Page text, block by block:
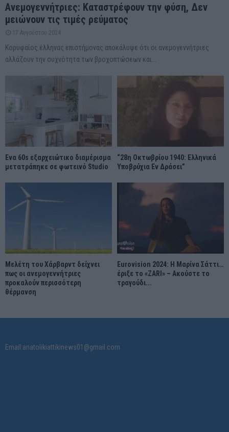
Ανεμογεννήτριες: Καταστρέφουν την φύση, Δεν
μειώνουν τις τιμές ρεύματος
17 Αυγούστου 2024
Κορυφαίος έλληνας επιστήμονας αποκάλυψε ότι οι ανεμογεννήτριες
αλλάζουν την συχνότητα των βροχοπτώσεων και...
Ένα 60s εξαρχειώτικο διαμέρισμα
μετατράπηκε σε φωτεινό Studio
“28η Οκτωβρίου 1940: Ελληνικά
Υποβρύχια Εν Δράσει”
Μελέτη του Χάρβαρντ δείχνει
πως οι ανεμογεννήτριες
προκαλούν περισσότερη
θέρμανση
Eurovision 2024: Η Μαρίνα Σάττι…
έριξε το «ZARI» – Ακούστε το
τραγούδι...
Email:anatolikiattikinews01@gmail.com